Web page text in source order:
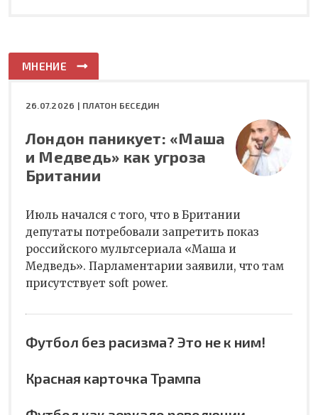
МНЕНИЕ
26.07.2026 | ПЛАТОН БЕСЕДИН
Лондон паникует: «Маша
и Медведь» как угроза
Британии
Июль начался с того, что в Британии
депутаты потребовали запретить показ
российского мультсериала «Маша и
Медведь». Парламентарии заявили, что там
присутствует soft power.
Футбол без расизма? Это не к ним!
Красная карточка Трампа